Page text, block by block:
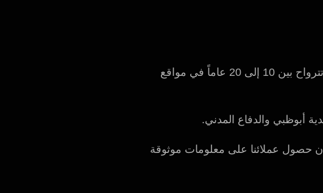
تتم مراجعة كل نصيحة من قبل كبار مهندسينا الذين يتمتعون بخبرة تترواح بين 10 إلى 20 عاماً في مواقع
أبوظبي والدفاع المدني.
حصول عملائنا على معلومات موثوقة